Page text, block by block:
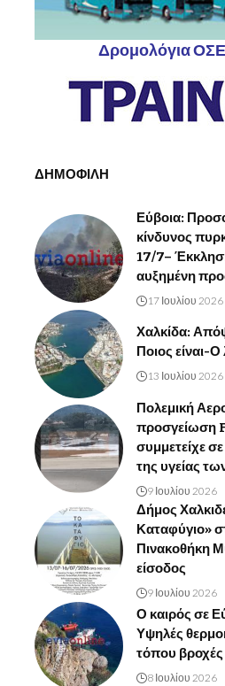
Δρομολόγια
ΔΗΜΟΦΙΛΗ
Εύβοια:
κίνδυνος
17/7–
αυξημένη
17 Ιουλίου 2026
Χαλκίδα:
Ποιος είναι-Ο
13 Ιουλίου 2026
Πολεμική
προσγείωση
συμμετείχε
της υγείας
9 Ιουλίου 2026
Δήμος
Καταφύγιο»
Πινακοθήκη
είσοδος
9 Ιουλίου 2026
Ο καιρός σε
Υψηλές
τόπου βροχές
8 Ιουλίου 2026